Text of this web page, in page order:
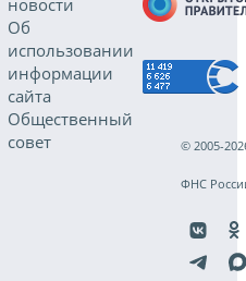
новости
Об
использовании
информации
сайта
Общественный
совет
© 2005-
ФНС